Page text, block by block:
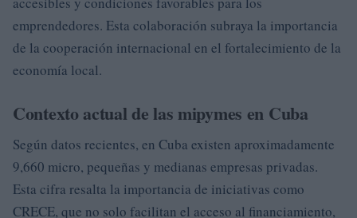
emprendedores. Esta colaboración subraya la importancia
de la cooperación internacional en el fortalecimiento de la
economía local.
Contexto actual de las mipymes en Cuba
Según datos recientes, en Cuba existen aproximadamente
9,660 micro, pequeñas y medianas empresas privadas.
Esta cifra resalta la importancia de iniciativas como
CRECE, que no solo facilitan el acceso al financiamiento,